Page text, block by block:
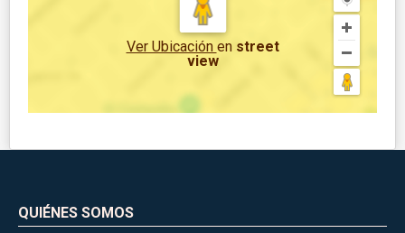
Ver Ubicación en street
view
QUIÉNES SOMOS